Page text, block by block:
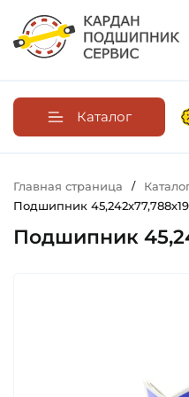
Каталог
Главная страница /
Подшипник
Подшипник